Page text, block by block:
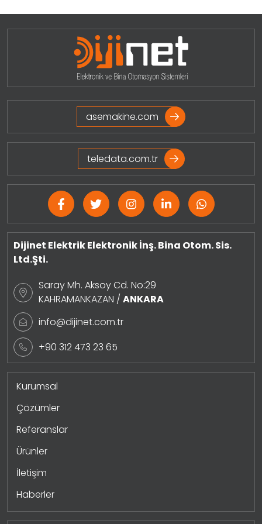
asemakine.com
teledata.com.tr
Dijinet Elektrik Elektronik İnş. Bina Otom. Sis.
Ltd.Şti.
Saray Mh. Aksoy Cd. No:29
KAHRAMANKAZAN / ANKARA
info@dijinet.com.tr
+90 312 473 23 65
Kurumsal
Çözümler
Referanslar
Ürünler
İletişim
Haberler